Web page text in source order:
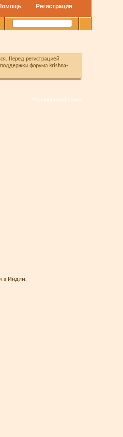
Регистрация
Расширенный поиск
Перед регистрацией
форума krishna-
в Индии.